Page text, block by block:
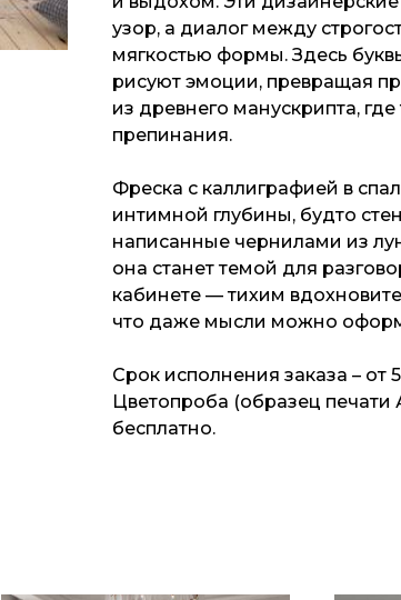
узор, а диалог между
мягкостью формы. Здесь
рисуют эмоции, превращая
из древнего манускрипта,
препинания.
Фреска с каллиграфией в
интимной глубины, будто
написанные чернилами из
она станет темой для
кабинете — тихим
что даже мысли можно
Срок исполнения заказа – от
Цветопроба (образец печати
бесплатно.